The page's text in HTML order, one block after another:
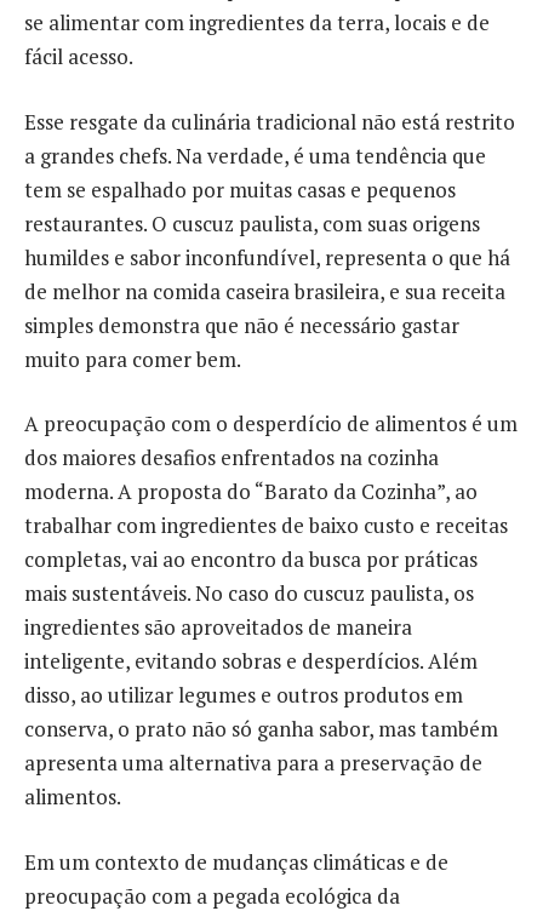
se alimentar com ingredientes da terra, locais e de
fácil acesso.
Esse resgate da culinária tradicional não está restrito
a grandes chefs. Na verdade, é uma tendência que
tem se espalhado por muitas casas e pequenos
restaurantes. O cuscuz paulista, com suas origens
humildes e sabor inconfundível, representa o que há
de melhor na comida caseira brasileira, e sua receita
simples demonstra que não é necessário gastar
muito para comer bem.
A preocupação com o desperdício de alimentos é um
dos maiores desafios enfrentados na cozinha
moderna. A proposta do “Barato da Cozinha”, ao
trabalhar com ingredientes de baixo custo e receitas
completas, vai ao encontro da busca por práticas
mais sustentáveis. No caso do cuscuz paulista, os
ingredientes são aproveitados de maneira
inteligente, evitando sobras e desperdícios. Além
disso, ao utilizar legumes e outros produtos em
conserva, o prato não só ganha sabor, mas também
apresenta uma alternativa para a preservação de
alimentos.
Em um contexto de mudanças climáticas e de
preocupação com a pegada ecológica da